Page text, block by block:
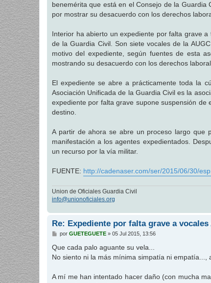
benemérita que está en el Consejo de la
por mostrar su desacuerdo con los derechos
Interior ha abierto un expediente por falta grave
de la Guardia Civil. Son siete vocales de la
motivo del expediente, según fuentes de esta
mostrando su desacuerdo con los derechos
El expediente se abre a prácticamente toda la
Asociación Unificada de la Guardia Civil es la
expediente por falta grave supone suspensión
destino.
A partir de ahora se abre un proceso largo que
manifestación a los agentes expedientados.
un recurso por la vía militar.
FUENTE: http://cadenaser.com/ser/2015/06/30/
Union de Oficiales Guardia Civil
info@unionoficiales.org
Re: Expediente por falta grave a vocales
M
n
a
por GUETEGUETE» 05 Jul 2015, 13:56
Que cada palo aguante su vela...
No siento ni la más mínima simpatía ni empatía...,
A mí me han intentado hacer daño (con mucha